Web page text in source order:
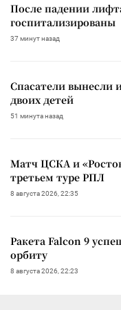
После падении
госпитализированы
37 минут назад
Спасатели вынесли
двоих детей
51 минута назад
Матч ЦСКА и
третьем туре РПЛ
8 августа 2026, 22:35
Ракета Falcon 9
орбиту
8 августа 2026, 22:23